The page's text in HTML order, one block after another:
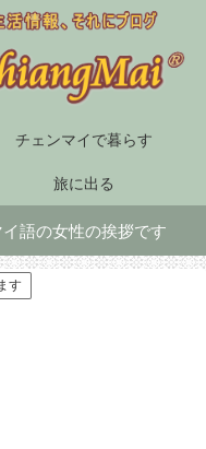
チェンマイで暮らす
旅に出る
語の女性の挨拶です
す